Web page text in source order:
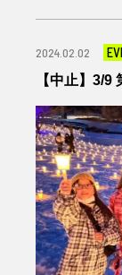
2024.02.02
【中止】3/9